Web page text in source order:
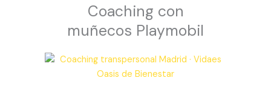
Coaching con
muñecos Playmobil